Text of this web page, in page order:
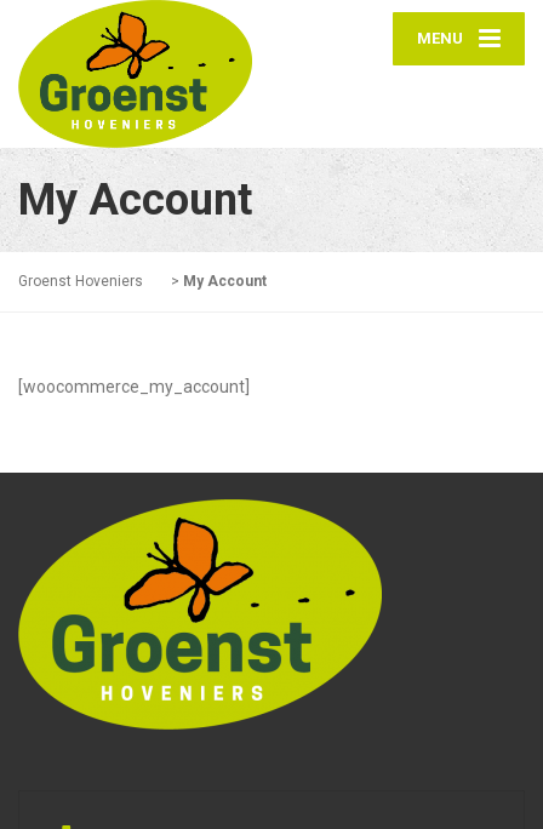
MENU
My Account
Groenst Hoveniers > My Account
[woocommerce_my_account]